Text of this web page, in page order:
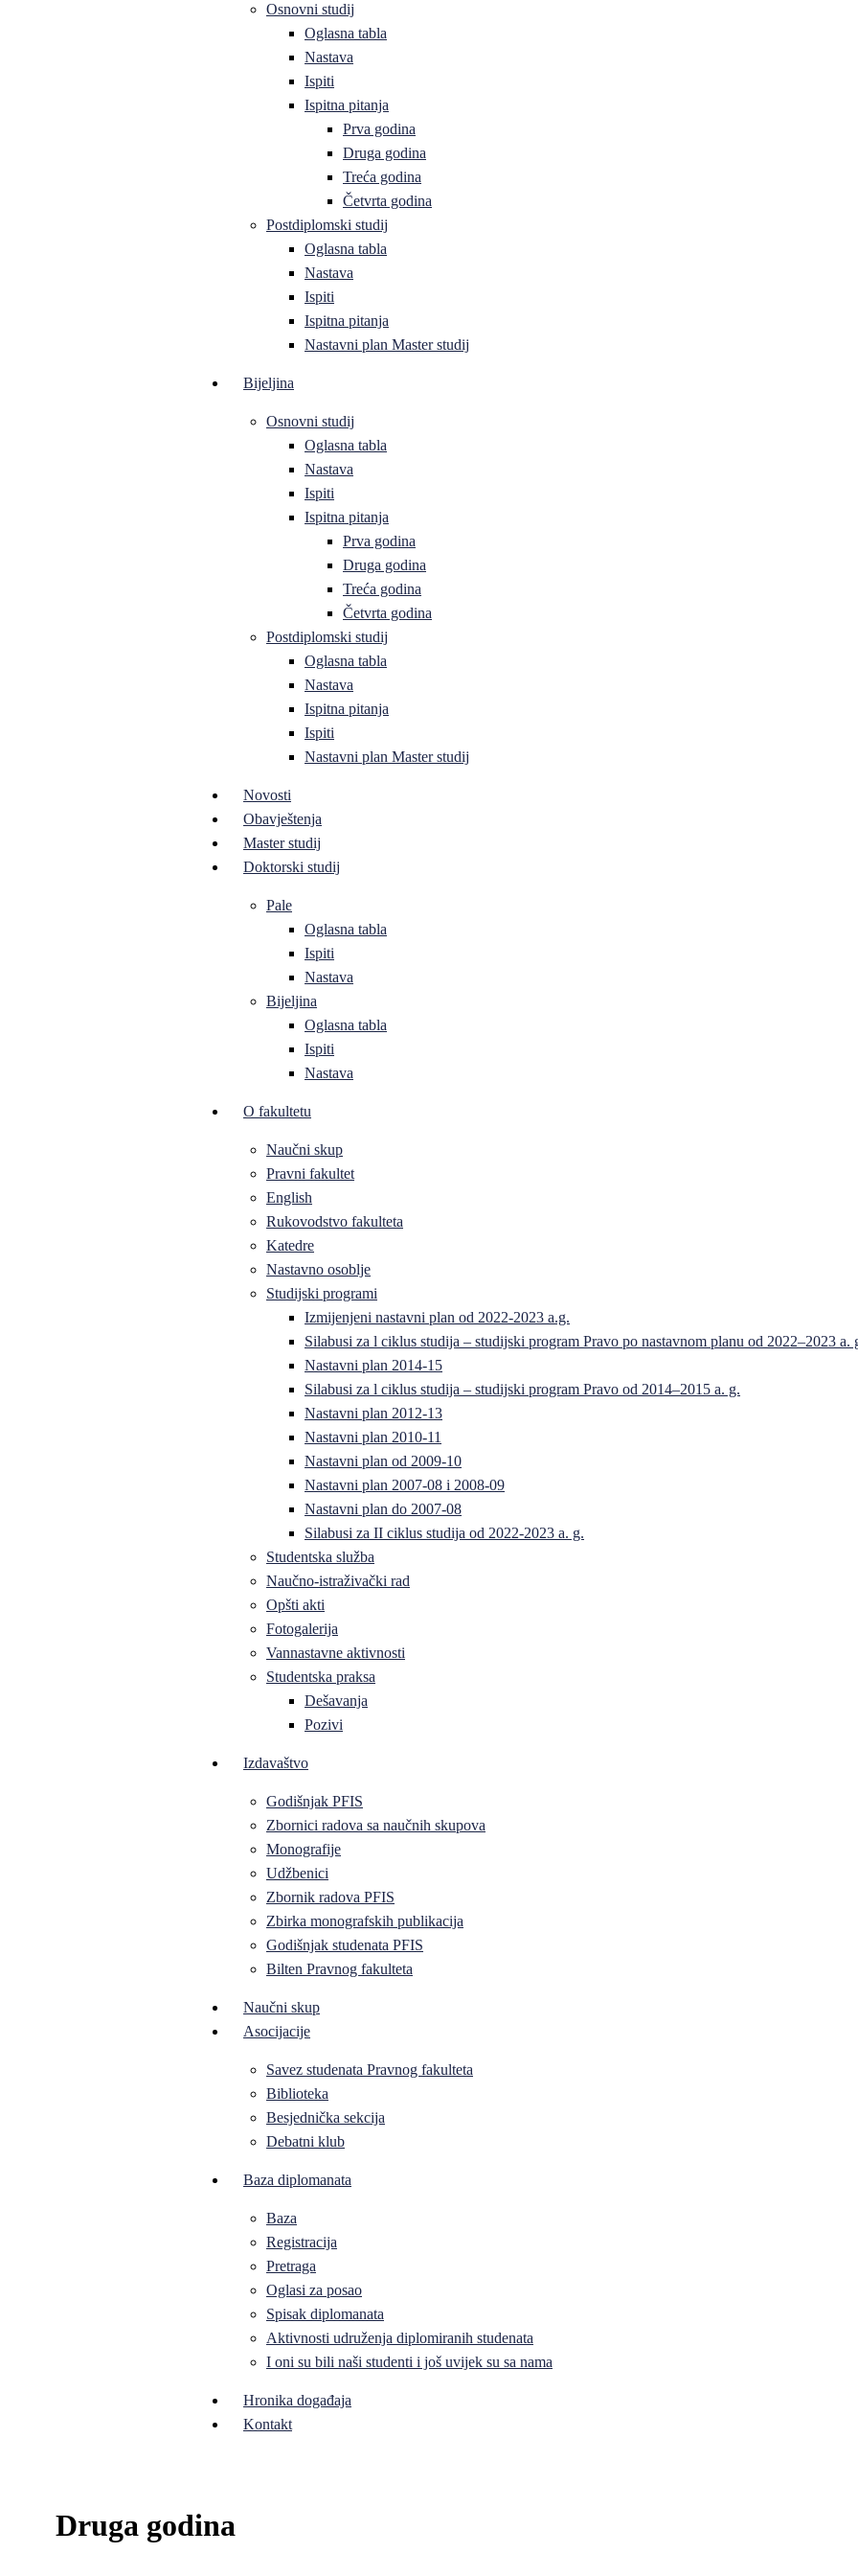
Osnovni studij
Oglasna tabla
Nastava
Ispiti
Ispitna pitanja
Prva godina
Druga godina
Treća godina
Četvrta godina
Postdiplomski studij
Oglasna tabla
Nastava
Ispiti
Ispitna pitanja
Nastavni plan Master studij
Bijeljina
Osnovni studij
Oglasna tabla
Nastava
Ispiti
Ispitna pitanja
Prva godina
Druga godina
Treća godina
Četvrta godina
Postdiplomski studij
Oglasna tabla
Nastava
Ispitna pitanja
Ispiti
Nastavni plan Master studij
Novosti
Obavještenja
Master studij
Doktorski studij
Pale
Oglasna tabla
Ispiti
Nastava
Bijeljina
Oglasna tabla
Ispiti
Nastava
O fakultetu
Naučni skup
Pravni fakultet
English
Rukovodstvo fakulteta
Katedre
Nastavno osoblje
Studijski programi
Izmijenjeni nastavni plan od 2022-2023 a.g.
Silabusi za l ciklus studija – studijski program Pravo po nastavnom planu od 2022–2023 a.
Nastavni plan 2014-15
Silabusi za l ciklus studija – studijski program Pravo od 2014–2015 a. g.
Nastavni plan 2012-13
Nastavni plan 2010-11
Nastavni plan od 2009-10
Nastavni plan 2007-08 i 2008-09
Nastavni plan do 2007-08
Silabusi za II ciklus studija od 2022-2023 a. g.
Studentska služba
Naučno-istraživački rad
Opšti akti
Fotogalerija
Vannastavne aktivnosti
Studentska praksa
Dešavanja
Pozivi
Izdavaštvo
Godišnjak PFIS
Zbornici radova sa naučnih skupova
Monografije
Udžbenici
Zbornik radova PFIS
Zbirka monografskih publikacija
Godišnjak studenata PFIS
Bilten Pravnog fakulteta
Naučni skup
Asocijacije
Savez studenata Pravnog fakulteta
Biblioteka
Besjednička sekcija
Debatni klub
Baza diplomanata
Baza
Registracija
Pretraga
Oglasi za posao
Spisak diplomanata
Aktivnosti udruženja diplomiranih studenata
I oni su bili naši studenti i još uvijek su sa nama
Hronika događaja
Kontakt
Druga godina